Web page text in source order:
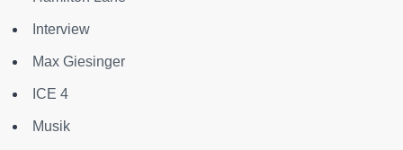
Interview
Max Giesinger
ICE 4
Musik